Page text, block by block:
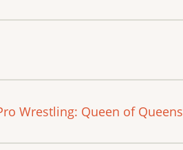
Wrestling: Queen of Queens